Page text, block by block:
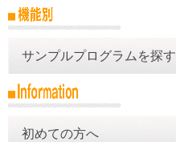
サンプルプログラムを探す
初めての方へ